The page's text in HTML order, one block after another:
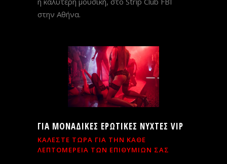
στην Αθήνα.
ΓΙΑ ΜΟΝΑΔΙΚΕΣ ΕΡΩΤΙΚΕΣ ΝΥΧΤΕΣ VIP
ΚΑΛΕΣΤΕ ΤΩΡΑ ΓΙΑ ΤΗΝ ΚΑΘΕ
ΛΕΠΤΟΜΕΡΕΙΑ ΤΩΝ ΕΠΙΘΥΜΙΩΝ ΣΑΣ